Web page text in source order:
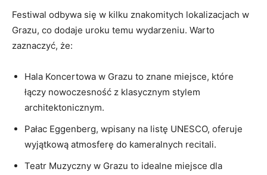
Festiwal odbywa ​się w kilku znakomitych lokalizacjach w
Grazu, co dodaje uroku temu wydarzeniu. Warto
⁢zaznaczyć, że:
Hala Koncertowa ‌w‍ Grazu to znane miejsce, które
łączy⁣ nowoczesność z klasycznym stylem
architektonicznym.
Pałac Eggenberg, wpisany na listę UNESCO, oferuje
wyjątkową‍ atmosferę do kameralnych recitali.
Teatr Muzyczny‌ w Grazu to idealne‌ miejsce dla